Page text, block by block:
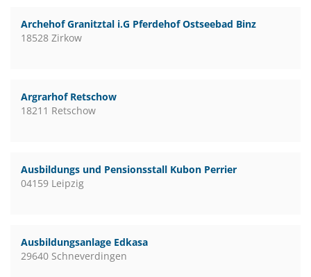
Archehof Granitztal i.G Pferdehof Ostseebad Binz
18528 Zirkow
Argrarhof Retschow
18211 Retschow
Ausbildungs und Pensionsstall Kubon Perrier
04159 Leipzig
Ausbildungsanlage Edkasa
29640 Schneverdingen